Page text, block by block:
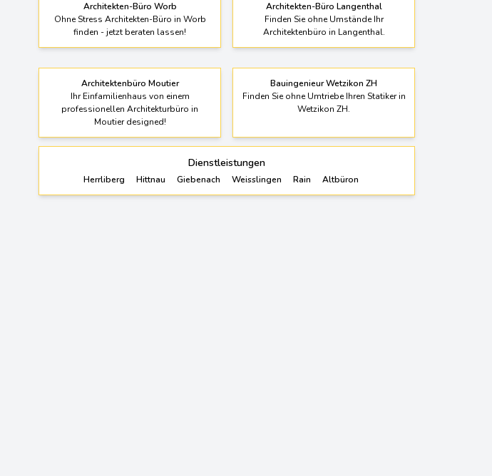
Architekten-Büro Worb
Ohne Stress Architekten-Büro in Worb
finden - jetzt beraten lassen!
Architekten-Büro Langenthal
Finden Sie ohne Umstände Ihr
Architektenbüro in Langenthal.
Architektenbüro Moutier
Ihr Einfamilienhaus von einem
professionellen Architekturbüro in
Moutier designed!
Bauingenieur Wetzikon ZH
Finden Sie ohne Umtriebe Ihren Statiker in
Wetzikon ZH.
Dienstleistungen
Herrliberg Hittnau Giebenach Weisslingen Rain Altbüron